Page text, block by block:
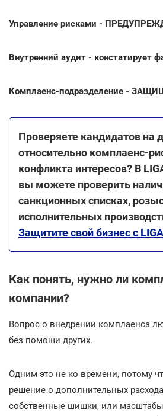
Управление рисками -
Внутренний аудит - констатирует
Комплаенс-подразделение -
Проверяете кандидатов на
относительно комплаенс-
конфликта интересов? В
вы можете проверить
санкционных списках,
исполнительных
Защитите свой бизнес с
Как понять, нужно ли
компании?
Вопрос о внедрении комплаенса
без помощи других.
Одним это не ко времени, потому
решение о дополнительных
собственные шишки, или